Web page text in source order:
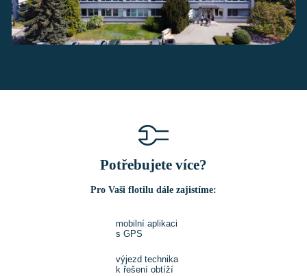
Potřebujete více?
Pro Vaši flotilu dále zajistíme:
mobilní aplikaci
s GPS
výjezd technika
k řešení obtíží